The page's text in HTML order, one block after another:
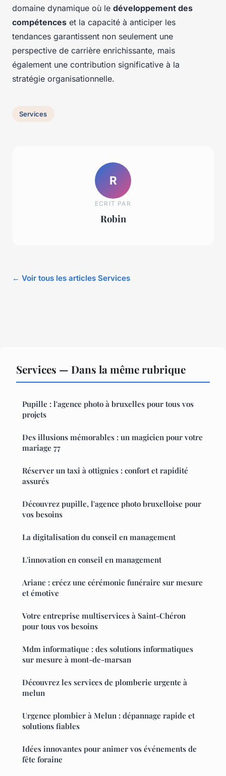
domaine dynamique où le développement des
compétences et la capacité à anticiper les
tendances garantissent non seulement une
perspective de carrière enrichissante, mais
également une contribution significative à la
stratégie organisationnelle.
Services
R
ECRIT PAR
Robin
← Voir tous les articles Services
Services — Dans la même rubrique
Pupille : l'agence photo à bruxelles pour tous vos
projets
Des illusions mémorables : un magicien pour votre
mariage 77
Réserver un taxi à ottignies : confort et rapidité
assurés
Découvrez pupille, l'agence photo bruxelloise pour
vos besoins
La digitalisation du conseil en management
L'innovation en conseil en management
Ariane : créez une cérémonie funéraire sur mesure
et émotive
Votre entreprise multiservices à Saint-Chéron
pour tous vos besoins
Mdm informatique : des solutions informatiques
sur mesure à mont-de-marsan
Découvrez les services de plomberie urgente à
melun
Urgence plombier à Melun : dépannage rapide et
solutions fiables
Idées innovantes pour animer vos événements de
fête foraine